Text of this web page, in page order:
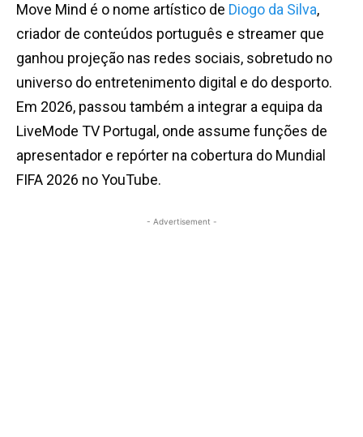
Move Mind é o nome artístico de Diogo da Silva,
criador de conteúdos português e streamer que
ganhou projeção nas redes sociais, sobretudo no
universo do entretenimento digital e do desporto.
Em 2026, passou também a integrar a equipa da
LiveMode TV Portugal, onde assume funções de
apresentador e repórter na cobertura do Mundial
FIFA 2026 no YouTube.
- Advertisement -